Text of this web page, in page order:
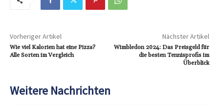
Vorheriger Artikel
Wie viel Kalorien hat eine Pizza?
Alle Sorten im Vergleich
Nächster Artikel
Wimbledon 2024: Das Preisgeld für
die besten Tennisprofis im
Überblick
Weitere Nachrichten